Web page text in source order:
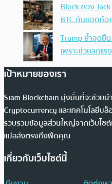
Block ของ
BTC ดันยอดถือ
Trump ย้ำจุดยื
เพราะช่วยลดแ
เป้าหมายของเรา
Siam Blockchain มุ่งมั่นที่จะช่วยน
Cryptocurrency และเทคโนโลยีบ
รวบรวมข้อมูลส่วนใหญ่จากเว็บไซต์
แปลส่งตรงถึงฟีดคุณ
เกี่ยวกับเว็บไซต์นี้